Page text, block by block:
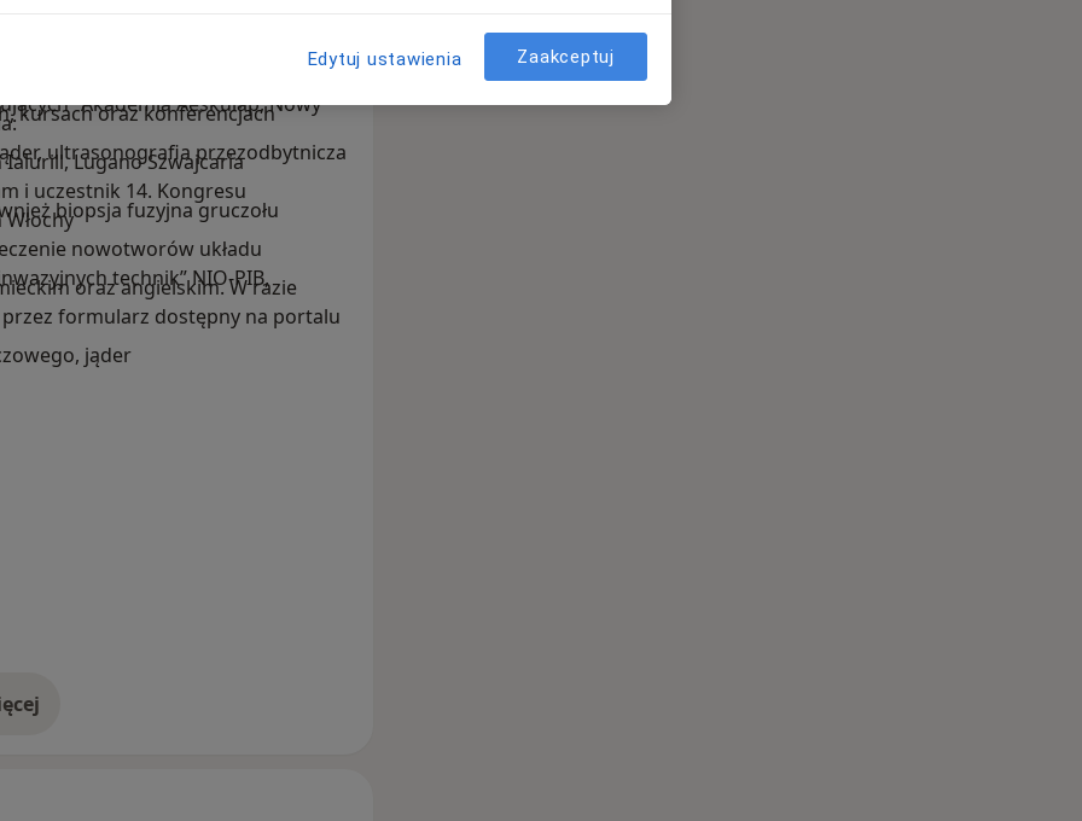
(PTU) oraz Europejskiego
naukowych z zakresu urologii
poszerza swoją wiedzę,
kursach oraz konferencjach
Zamość
w teorii i praktyce - warsztaty dla
Akademia Aeskulap, Nowy
Lugano Szwajcaria
i uczestnik 14. Kongresu
nowotworów układu
technik” NIO-PIB,
ultrasonografia przezodbytnicza
biopsja fuzyjna gruczołu
jąder
oraz angielskim. W razie
formularz dostępny na portalu
Edytuj ustawienia Zaakceptuj